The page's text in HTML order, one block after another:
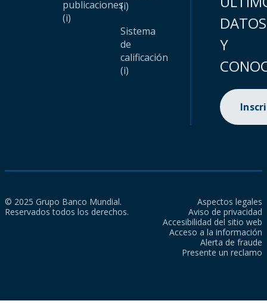
publicaciones
(i)
(i)
Sistema
de
calificación
(i)
DATOS
Y
© 2025 Grupo Banco Mundial.
Reservados todos los derechos.
Aspectos legales
Aviso de privacidad
Accesibilidad del sitio web
Acceso a la información
Alerta de fraude
Presente un reclamo